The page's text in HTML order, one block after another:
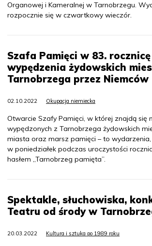
Organowej i Kameralnej w Tarnobrzegu.
rozpocznie się w czwartkowy wieczór.
Szafa Pamięci w 83. rocznicę
wypędzenia żydowskich
Tarnobrzega przez Niemców
02.10.2022 Okupacja niemiecka
Otwarcie Szafy Pamięci, w której znajdą się
wypędzonych z Tarnobrzega żydowskich
miasta oraz marsz pamięci – to
w poniedziałek podczas uroczystości
hasłem „Tarnobrzeg pamięta”.
Spektakle, słuchowiska,
Teatru od środy w
20.03.2022 Kultura i sztuka po 1989 roku